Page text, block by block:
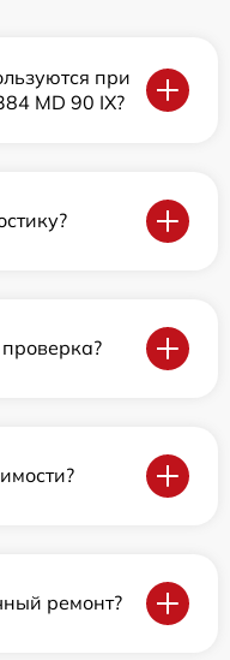
при
MD 90 IX?
ремонт?